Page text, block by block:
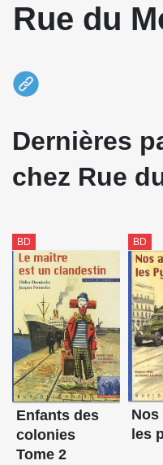
Rue du
Dernières
chez Rue
BD
Enfants des
colonies
Tome 2
BD
Nos
les